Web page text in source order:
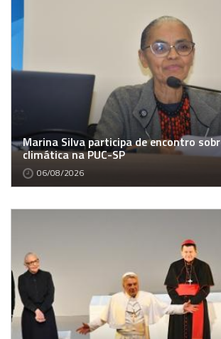
Marina Silva participa de encontro
climática na PUC-SP
06/08/2026